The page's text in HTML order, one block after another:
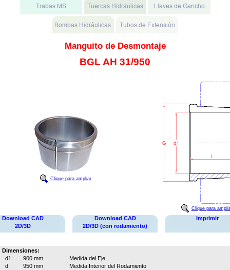
Manguito de Desmontaje
BGL AH 31/950
Clique para ampliar
Clique para
Download CAD
2D/3D
Download CAD
2D/3D (con rodamiento)
Imprimir
Dimensiones:
d1:
900 mm
Medida del Eje
d:
950 mm
Medida Interior del Rodamiento